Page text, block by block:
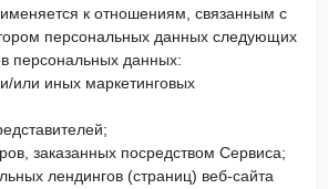
к отношениям, связанным с
персональных данных следующих
персональных данных:
или иных маркетинговых
заказанных посредством Сервиса;
лендингов (страниц) веб-сайта